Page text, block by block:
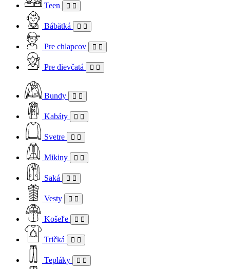
Teen
Bábätká
Pre chlapcov
Pre dievčatá
Bundy
Kabáty
Svetre
Mikiny
Saká
Vesty
Košeľe
Tričká
Tepláky